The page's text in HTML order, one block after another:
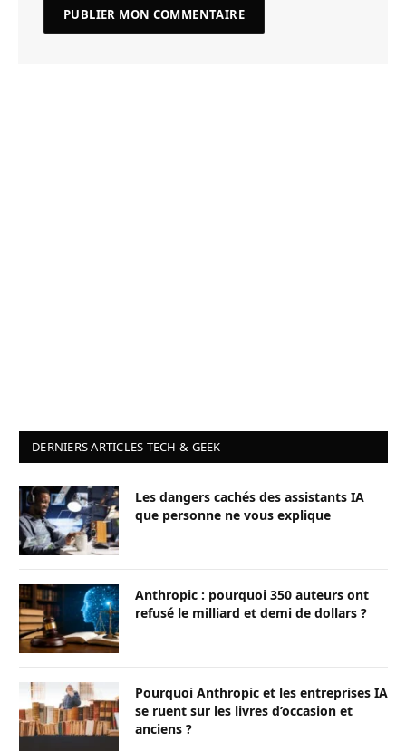
DERNIERS ARTICLES TECH & GEEK
Les dangers cachés des assistants IA
que personne ne vous explique
Anthropic : pourquoi 350 auteurs ont
refusé le milliard et demi de dollars ?
Pourquoi Anthropic et les entreprises IA
se ruent sur les livres d’occasion et
anciens ?